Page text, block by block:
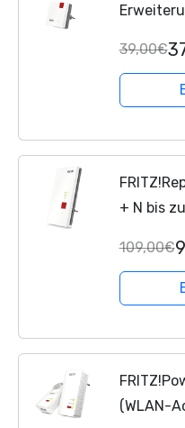
39,00€
+ N bis
109,00€
(WLAN-